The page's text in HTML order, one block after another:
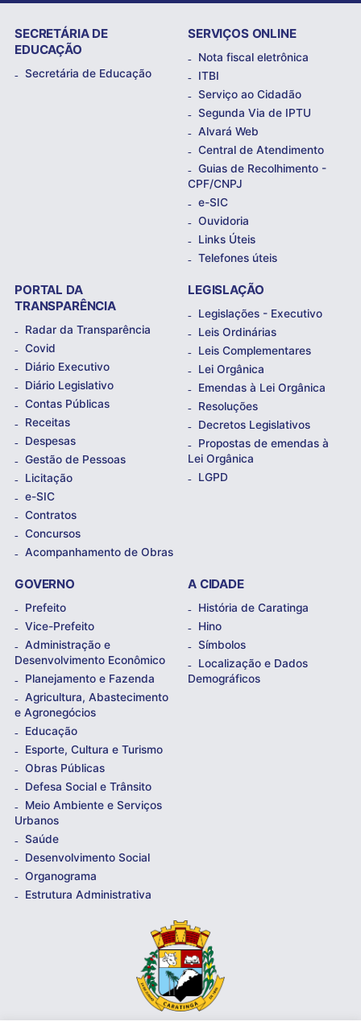
SECRETÁRIA DE
EDUCAÇÃO
Secretária de Educação
SERVIÇOS ONLINE
Nota fiscal eletrônica
ITBI
Serviço ao Cidadão
Segunda Via de IPTU
Alvará Web
Central de Atendimento
Guias de Recolhimento -
CPF/CNPJ
e-SIC
Ouvidoria
Links Úteis
Telefones úteis
PORTAL DA
TRANSPARÊNCIA
Radar da Transparência
Covid
Diário Executivo
Diário Legislativo
Contas Públicas
Receitas
Despesas
Gestão de Pessoas
Licitação
e-SIC
Contratos
Concursos
Acompanhamento de Obras
LEGISLAÇÃO
Legislações - Executivo
Leis Ordinárias
Leis Complementares
Lei Orgânica
Emendas à Lei Orgânica
Resoluções
Decretos Legislativos
Propostas de emendas à
Lei Orgânica
LGPD
GOVERNO
Prefeito
Vice-Prefeito
Administração e
Desenvolvimento Econômico
Planejamento e Fazenda
Agricultura, Abastecimento
e Agronegócios
Educação
Esporte, Cultura e Turismo
Obras Públicas
Defesa Social e Trânsito
Meio Ambiente e Serviços
Urbanos
Saúde
Desenvolvimento Social
Organograma
Estrutura Administrativa
A CIDADE
História de Caratinga
Hino
Símbolos
Localização e Dados
Demográficos